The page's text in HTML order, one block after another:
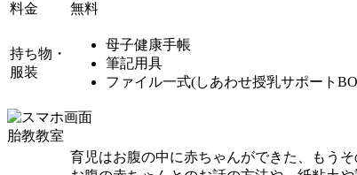
料金
無料
持ち物・
服装
母子健康手帳
筆記用具
ファイル一式(しあわせ授乳サポート
胎教教室
育児はお腹の中に赤ちゃんができた、もうそ